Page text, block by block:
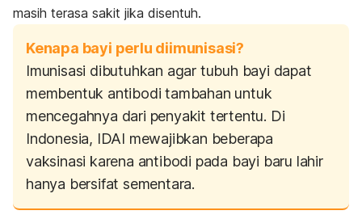
masih terasa sakit jika disentuh.
Kenapa bayi perlu diimunisasi?
Imunisasi dibutuhkan agar tubuh bayi dapat
membentuk antibodi tambahan untuk
mencegahnya dari penyakit tertentu. Di
Indonesia, IDAI mewajibkan beberapa
vaksinasi karena antibodi pada bayi baru lahir
hanya bersifat sementara.